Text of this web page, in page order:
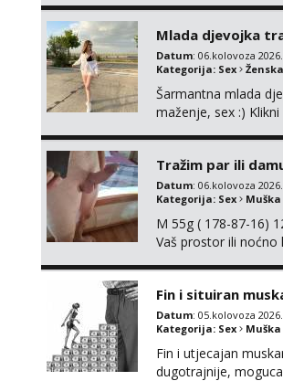
Mlada djevojka
Datum: 06.kolovoza 2026.
Kategorija: Sex
Šarmantna mlada
maženje, sex :)
Tražim par ili
Datum: 06.kolovoza 2026.
Kategorija: Sex
M 55g ( 178-87-16)
Vaš prostor ili noćno
Fin i situiran
Datum: 05.kolovoza 2026.
Kategorija: Sex
Fin i utjecajan
dugotrajnije,